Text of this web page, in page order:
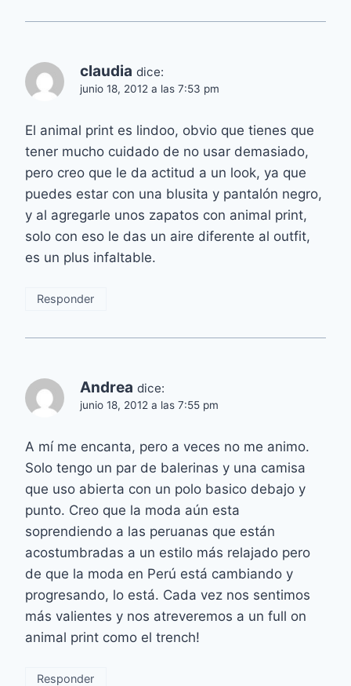
claudia dice:
junio 18, 2012 a las 7:53 pm
El animal print es lindoo, obvio que tienes que
tener mucho cuidado de no usar demasiado,
pero creo que le da actitud a un look, ya que
puedes estar con una blusita y pantalón negro,
y al agregarle unos zapatos con animal print,
solo con eso le das un aire diferente al outfit,
es un plus infaltable.
Responder
Andrea dice:
junio 18, 2012 a las 7:55 pm
A mí me encanta, pero a veces no me animo.
Solo tengo un par de balerinas y una camisa
que uso abierta con un polo basico debajo y
punto. Creo que la moda aún esta
soprendiendo a las peruanas que están
acostumbradas a un estilo más relajado pero
de que la moda en Perú está cambiando y
progresando, lo está. Cada vez nos sentimos
más valientes y nos atreveremos a un full on
animal print como el trench!
Responder